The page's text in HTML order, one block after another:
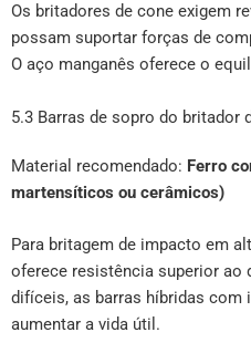
Os britadores de cone exigem
possam suportar forças de
O aço manganês oferece o
5.3 Barras de sopro do britador
Material recomendado: Ferro
martensíticos ou cerâmicos)
Para britagem de impacto em
oferece resistência superior ao
difíceis, as barras híbridas com
aumentar a vida útil.